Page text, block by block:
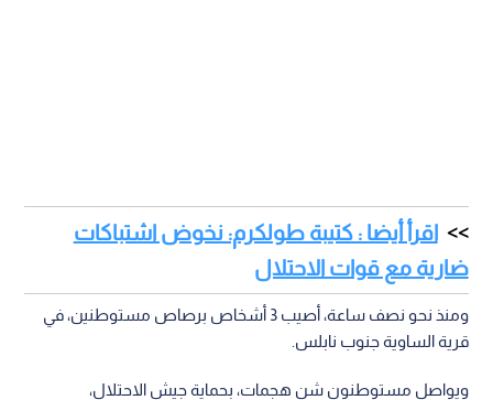
اقرأ أيضا : كتيبة طولكرم: نخوض اشتباكات
ضارية مع قوات الاحتلال
ومنذ نحو نصف ساعة، أصيب 3 أشخاص برصاص مستوطنين، في
قرية الساوية جنوب نابلس.
ويواصل مستوطنون شن هجمات، بحماية جيش الاحتلال،